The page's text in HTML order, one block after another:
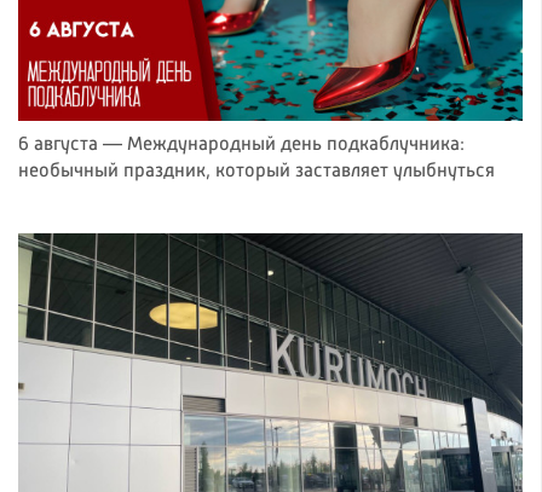
6 августа — Международный день подкаблучника:
необычный праздник, который заставляет улыбнуться